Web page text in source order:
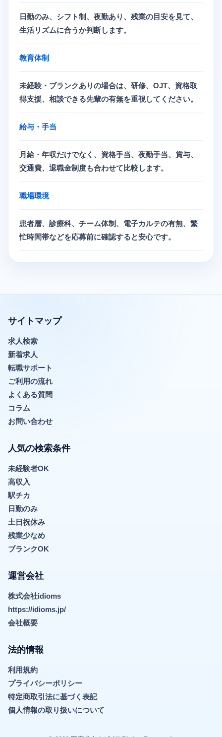
日勤のみ、シフト制、夜勤あり、残業の目安を見て、
生活リズムに合うか判断します。
教育体制
未経験・ブランクありの場合は、研修、OJT、資格取
得支援、相談できる先輩の有無を重視してください。
給与・手当
月給・年収だけでなく、資格手当、夜勤手当、賞与、
交通費、退職金制度も合わせて比較します。
職場環境
患者層、診療科、チーム体制、電子カルテの有無、繁
忙時間帯などを応募前に確認すると安心です。
サイトマップ
求人検索
新着求人
転職サポート
ご利用の流れ
よくある質問
コラム
お問い合わせ
人気の検索条件
未経験者OK
高収入
駅チカ
日勤のみ
土日祝休み
残業少なめ
ブランクOK
運営会社
株式会社idioms
https://idioms.jp/
会社概要
法的情報
利用規約
プライバシーポリシー
特定商取引法に基づく表記
個人情報の取り扱いについて